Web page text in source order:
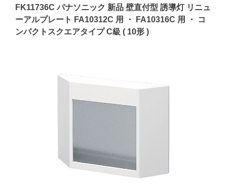
FK11736C パナソニック 新品 壁直付型 誘導灯 リニュ
ーアルプレート FA10312C 用 ・ FA10316C 用 ・ コ
ンパクトスクエアタイプ C級 ( 10形 )